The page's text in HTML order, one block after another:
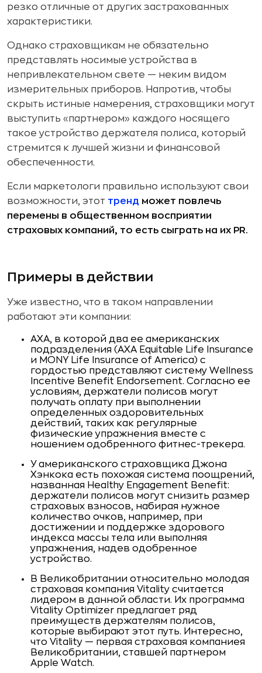
резко отличные от других застрахованных
характеристики.
Однако страховщикам не обязательно
представлять носимые устройства в
непривлекательном свете — неким видом
измерительных приборов. Напротив, чтобы
скрыть истиные намерения, страховщики могут
выступить «партнером» каждого носящего
такое устройство держателя полиса, который
стремится к лучшей жизни и финансовой
обеспеченности.
Если маркетологи правильно используют свои
возможности, этот тренд может повлечь
перемены в общественном восприятии
страховых компаний, то есть сыграть на их PR.
Примеры в действии
Уже известно, что в таком направлении
работают эти компании:
AXA, в которой два ее американских
подразделения (AXA Equitable Life Insurance
и MONY Life Insurance of America) с
гордостью представляют систему Wellness
Incentive Benefit Endorsement. Согласно ее
условиям, держатели полисов могут
получать оплату при выполнении
определенных оздоровительных
действий, таких как регулярные
физические упражнения вместе с
ношением одобренного фитнес-трекера.
У американского страховщика Джона
Хэнкока есть похожая система поощрений,
названная Healthy Engagement Benefit:
держатели полисов могут снизить размер
страховых взносов, набирая нужное
количество очков, например, при
достижении и поддержке здорового
индекса массы тела или выполняя
упражнения, надев одобренное
устройство.
В Великобритании относительно молодая
страховая компания Vitality считается
лидером в данной области. Их программа
Vitality Optimizer предлагает ряд
преимуществ держателям полисов,
которые выбирают этот путь. Интересно,
что Vitality — первая страховая компаниея
Великобритании, ставшей партнером
Apple Watch.